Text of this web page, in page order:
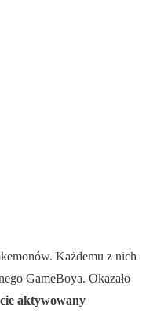
Każdemu z nich
GameBoya. Okazało
aktywowany